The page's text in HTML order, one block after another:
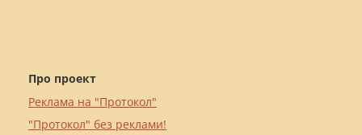
Про проект
Реклама на "Протокол"
"Протокол" без реклами!